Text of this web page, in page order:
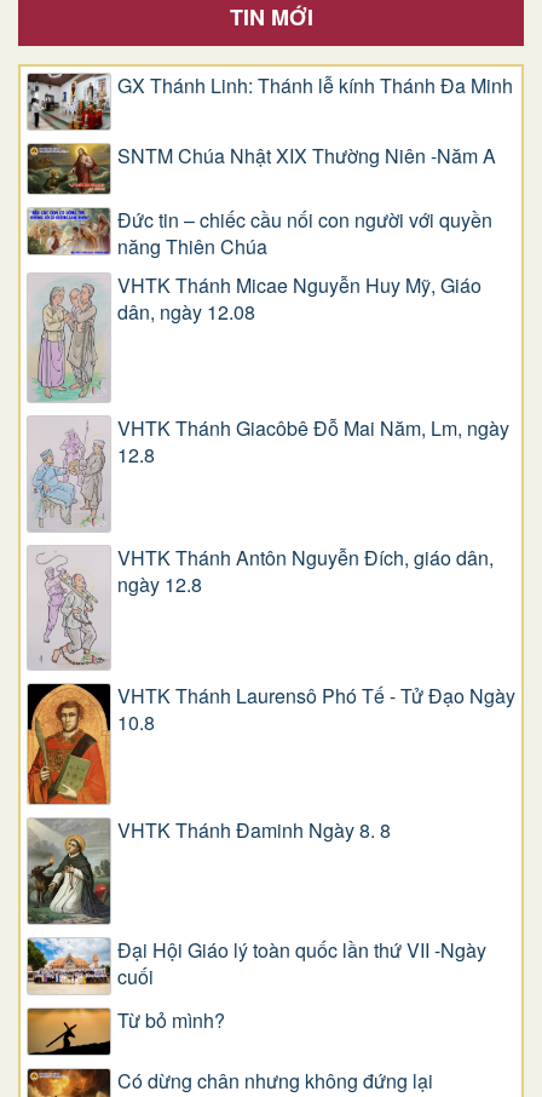
TIN MỚI
GX Thánh Linh: Thánh lễ kính Thánh Đa Minh
SNTM Chúa Nhật XIX Thường Niên -Năm A
Đức tin – chiếc cầu nối con người với quyền
năng Thiên Chúa
VHTK Thánh Micae Nguyễn Huy Mỹ, Giáo
dân, ngày 12.08
VHTK Thánh Giacôbê Ðỗ Mai Năm, Lm, ngày
12.8
VHTK Thánh Antôn Nguyễn Ðích, giáo dân,
ngày 12.8
VHTK Thánh Laurensô Phó Tế - Tử Đạo Ngày
10.8
VHTK Thánh Đaminh Ngày 8. 8
Đại Hội Giáo lý toàn quốc lần thứ VII -Ngày
cuối
Từ bỏ mình?
Có dừng chân nhưng không đứng lại